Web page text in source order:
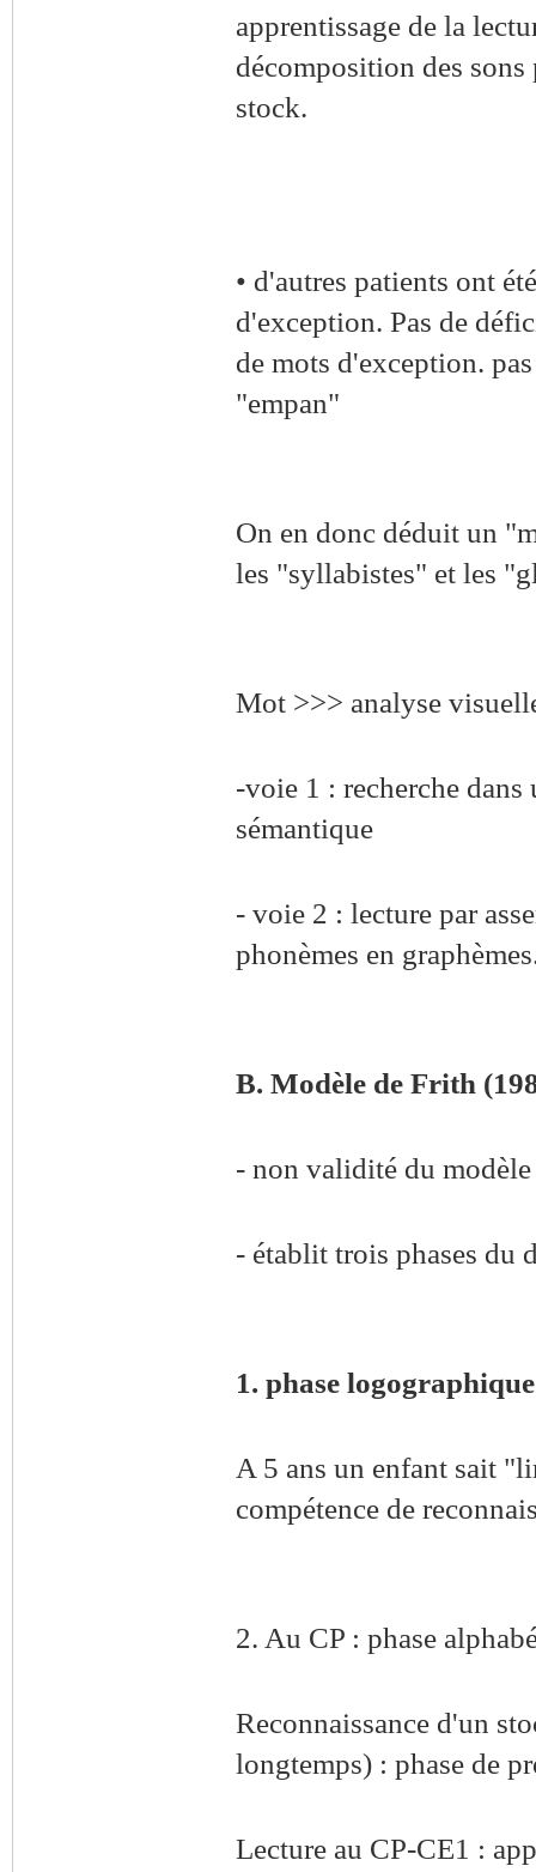
apprentissage de la
décomposition des
stock.
• d'autres patients ont
d'exception. Pas de
de mots d'exception.
"empan"
On en donc déduit un
les "syllabistes" et les
Mot >>> analyse
-voie 1 : recherche
sémantique
- voie 2 : lecture par
phonèmes en
B. Modèle de Frith
- non validité du
- établit trois phases du
1. phase logographique
A 5 ans un enfant sait
compétence de
2. Au CP : phase
Reconnaissance d'un
longtemps) : phase de
Lecture au CP-CE1 :